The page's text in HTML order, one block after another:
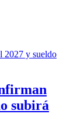
subirá